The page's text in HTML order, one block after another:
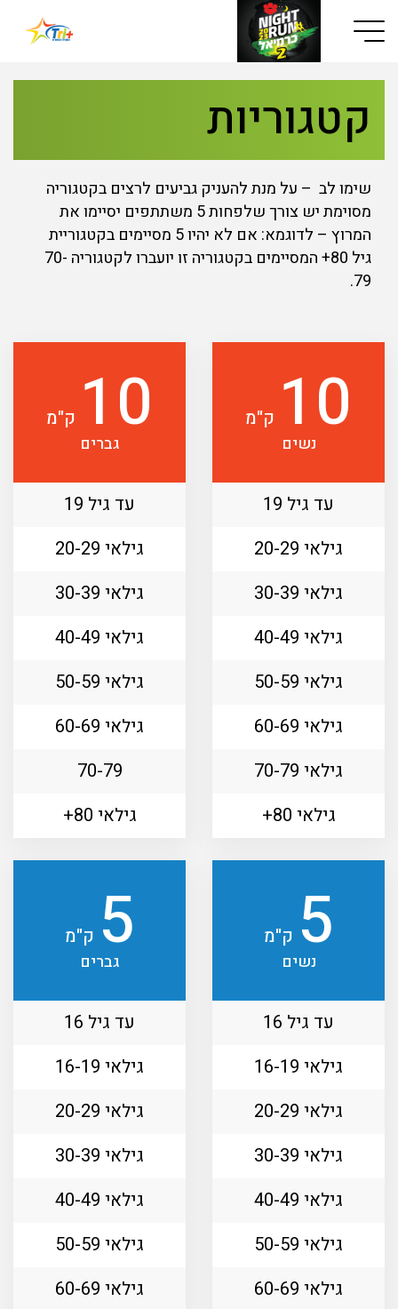
Button used only for devices with a small screen
קטגוריות
שימו לב – על מנת להעניק גביעים לרצים בקטגוריה
מסוימת יש צורך שלפחות 5 משתתפים יסיימו את
המרוץ – לדוגמא: אם לא יהיו 5 מסיימים בקטגוריית
גיל 80+ המסיימים בקטגוריה זו יועברו לקטגוריה 70-
79.
10 ק"מ
נשים
עד גיל 19
גילאי 20-29
גילאי 30-39
גילאי 40-49
גילאי 50-59
גילאי 60-69
גילאי 70-79
גילאי 80+
10 ק"מ
גברים
עד גיל 19
גילאי 20-29
גילאי 30-39
גילאי 40-49
גילאי 50-59
גילאי 60-69
70-79
גילאי 80+
5 ק"מ
נשים
עד גיל 16
גילאי 16-19
גילאי 20-29
גילאי 30-39
גילאי 40-49
גילאי 50-59
גילאי 60-69
5 ק"מ
גברים
עד גיל 16
גילאי 16-19
גילאי 20-29
גילאי 30-39
גילאי 40-49
גילאי 50-59
גילאי 60-69